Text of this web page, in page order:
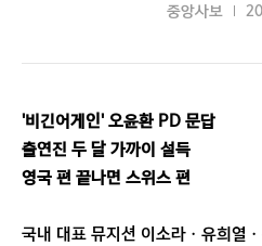
중앙사보
'비긴어게인' 오윤환 PD 문답
출연진 두 달 가까이 설득
영국 편 끝나면 스위스 편
국내 대표 뮤지션 이소라ㆍ유희열